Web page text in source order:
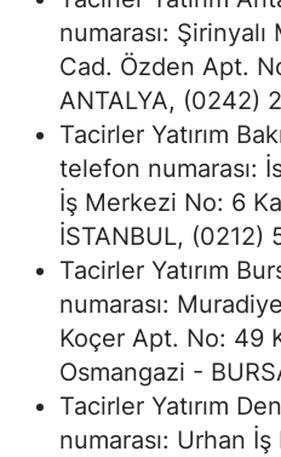
numarası:
Cad. Özden Apt.
ANTALYA, (0242)
Tacirler Yatırım
telefon numarası:
İş Merkezi No: 6
İSTANBUL, (0212)
Tacirler Yatırım
numarası:
Koçer Apt. No: 49
Osmangazi -
Tacirler Yatırım
numarası: Urhan